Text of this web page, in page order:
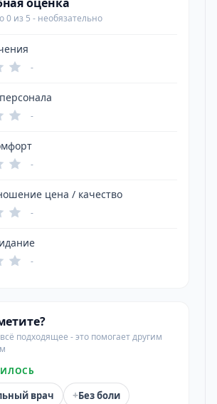
0 из 5 - необязательно
-
-
-
цена / качество
-
-
подходящее - это помогает другим
врач +Без боли